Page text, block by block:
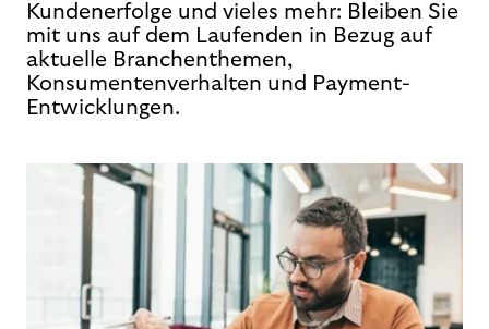
Kundenerfolge und vieles mehr: Bleiben Sie
mit uns auf dem Laufenden in Bezug auf
aktuelle Branchenthemen,
Konsumentenverhalten und Payment-
Entwicklungen.